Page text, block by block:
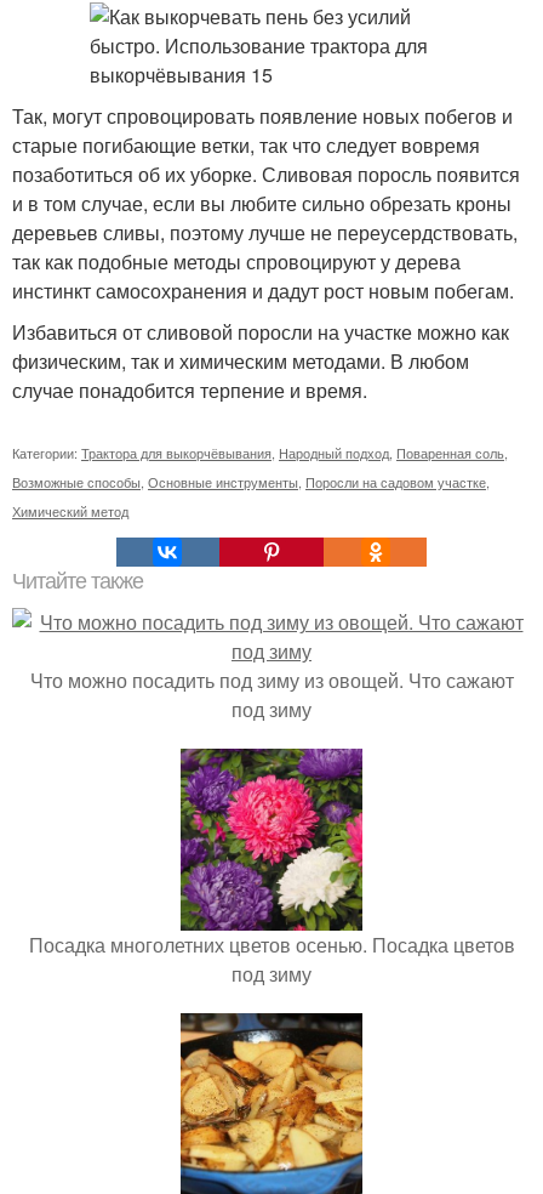
Так, могут спровоцировать появление новых побегов и
старые погибающие ветки, так что следует вовремя
позаботиться об их уборке. Сливовая поросль появится
и в том случае, если вы любите сильно обрезать кроны
деревьев сливы, поэтому лучше не переусердствовать,
так как подобные методы спровоцируют у дерева
инстинкт самосохранения и дадут рост новым побегам.
Избавиться от сливовой поросли на участке можно как
физическим, так и химическим методами. В любом
случае понадобится терпение и время.
Категории: Трактора для выкорчёвывания Народный подход Поваренная соль
Возможные способы Основные инструменты Поросли на садовом участке
Химический метод
Читайте также
Что можно посадить под зиму из овощей. Что сажают
под зиму
Посадка многолетних цветов осенью. Посадка цветов
под зиму